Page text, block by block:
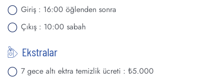
Giriş : 16:00 öğlenden sonra
Çıkış : 10:00 sabah
Ekstralar
7 gece altı ektra temizlik ücreti : ₺5.000